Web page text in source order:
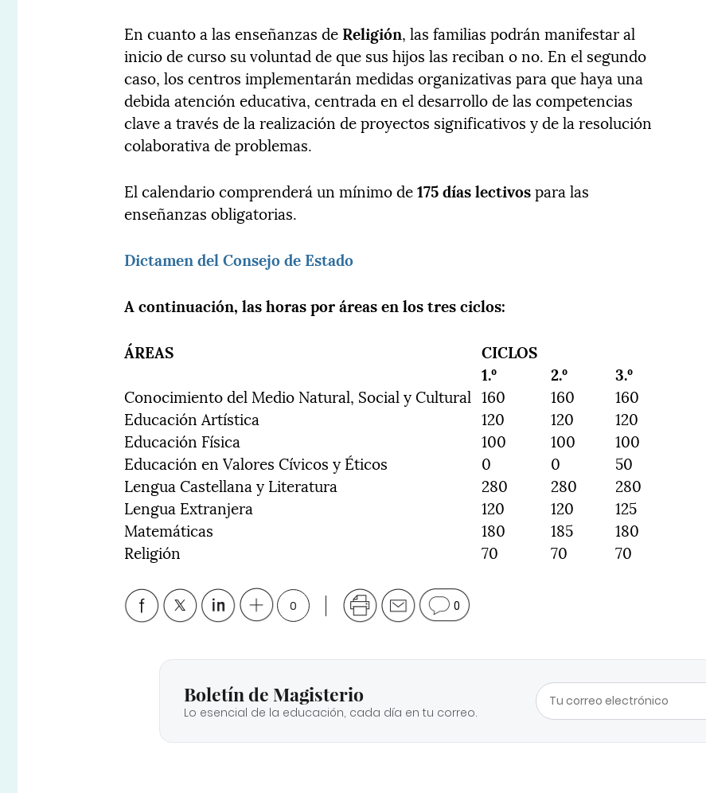
En cuanto a las enseñanzas de Religión, las familias podrán manifestar al
inicio de curso su voluntad de que sus hijos las reciban o no. En el segundo
caso, los centros implementarán medidas organizativas para que haya una
debida atención educativa, centrada en el desarrollo de las competencias
clave a través de la realización de proyectos significativos y de la resolución
colaborativa de problemas.
El calendario comprenderá un mínimo de175 días lectivospara las
enseñanzas obligatorias.
Dictamen del Consejo de Estado
A continuación, las horas por áreas en los tres ciclos:
ÁREAS
CICLOS
1.º
2.º
3.º
Conocimiento del Medio Natural, Social y Cultural 160 160
160
Educación Artística
120 120
120
Educación Física
100 100
100
Educación en Valores Cívicos y Éticos
0 0
50
Lengua Castellana y Literatura
280 280
280
Lengua Extranjera
120 120
125
Matemáticas
180 185
180
Religión
70 70 70
0 0
Boletín de Magisterio
Lo esencial de la educación, cada día en tu correo.